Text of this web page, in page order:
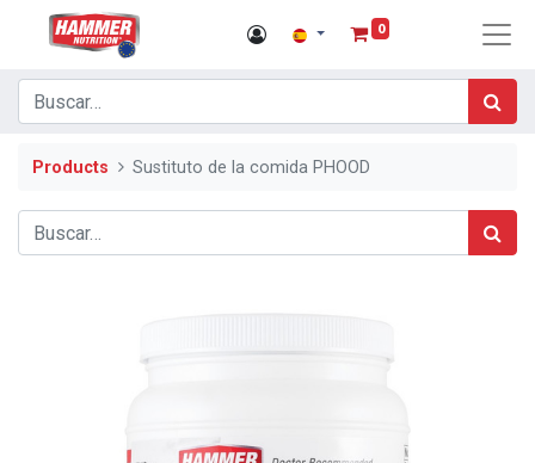
0
Products Sustituto de la comida PHOOD